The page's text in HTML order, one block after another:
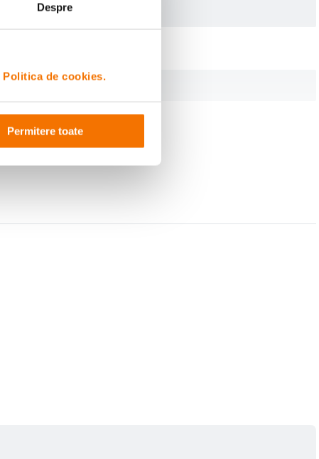
Despre
Politica de cookies.
Permitere toate